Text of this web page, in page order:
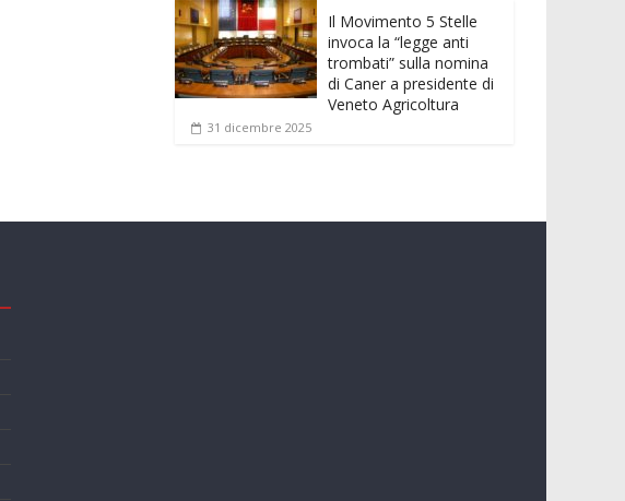
Il Movimento 5 Stelle
invoca la “legge anti
trombati” sulla nomina
di Caner a presidente di
Veneto Agricoltura
31 dicembre 2025